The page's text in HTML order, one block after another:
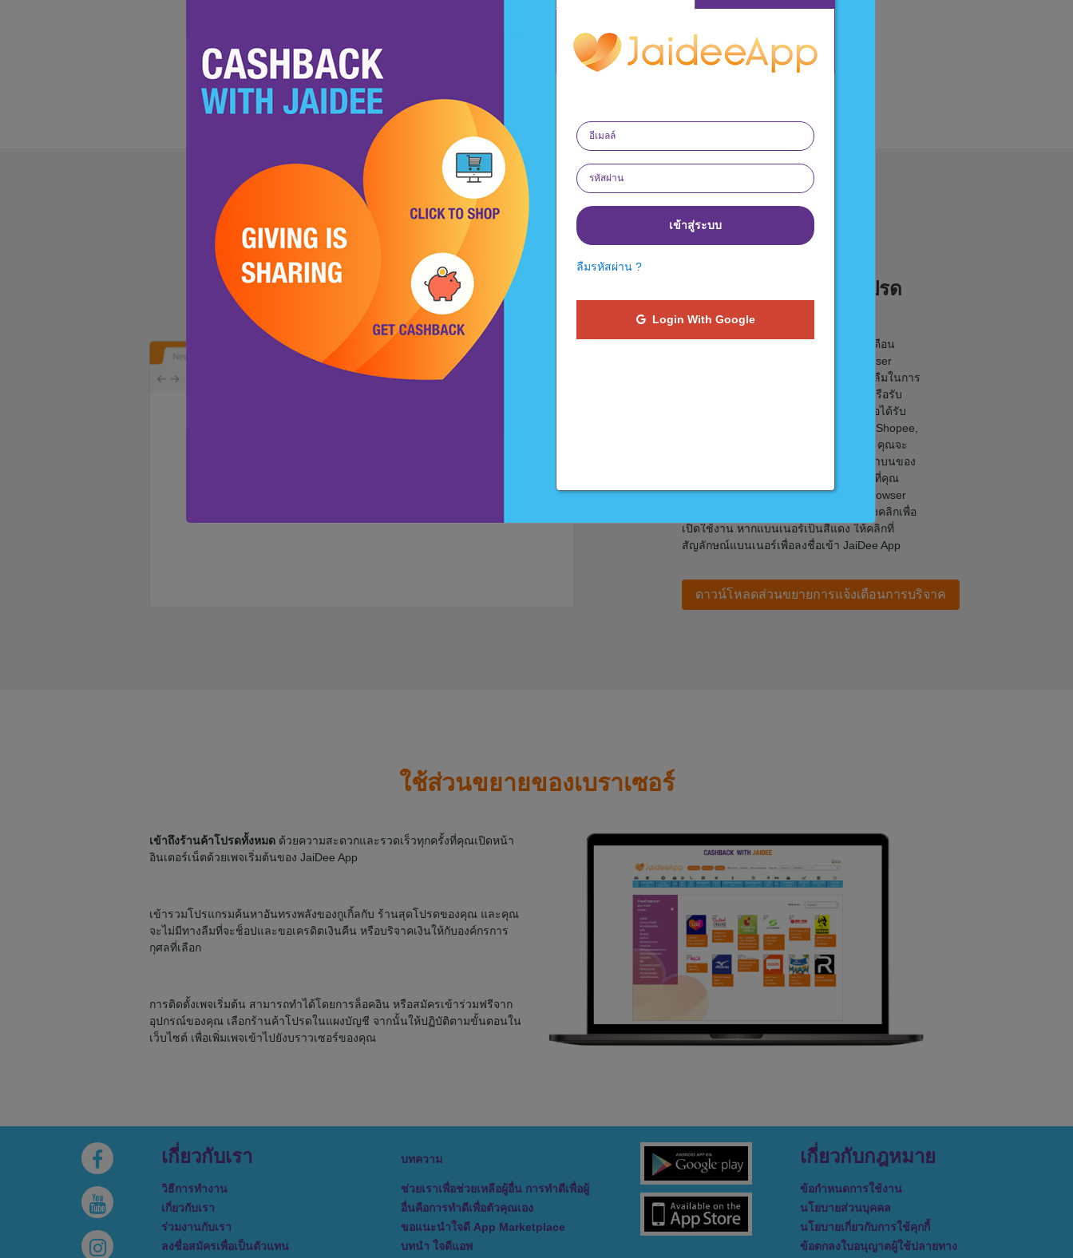
บริจาคนั้นได้รับการลงทะเบียนแล้ว
ใช้ส่วนขยายของเบราเซอร์
ด้วยการเข้าถึงร้านค้าโปรด
เพียงคลิกเดียวเป็นตัวทำงาน และเครื่องเตือน
ระหว่างที่คุณท่องไปในอินเตอร์เน็ต browser
extension ของเราจะช่วยให้คุณไม่มีทางลืมในการ
ระดมเงินทุนฟรี สำหรับองค์กรการกุศล หรือรับ
เครดิตเงินคืนเข้าบัญชีคุณได้อีกต่อไป เมื่อได้รับ
การติดตั้งแล้ว ร้านบางแห่งเช่นLazada, Shopee,
Zalora, Central,และ WeLoveShopping คุณจะ
ต้องคลิกที่ไอคอน JaiDee App ตรงมุมขวาบนของ
บราวเซอร์ จากนั้นจึงค้นหาและคลิกร้านที่คุณ
ต้องการซื้อ ร้านส่วนใหญ่จะแสดงบาร์ browser
extension ด้านบนของหน้าจอ ซึ่งคุณต้องคลิกเพื่อ
เปิดใช้งาน หากแบนเนอร์เป็นสีแดง ให้คลิกที่
สัญลักษณ์แบนเนอร์เพื่อลงชื่อเข้า JaiDee App
ดาวน์โหลดส่วนขยายการแจ้งเตือนการบริจาค
ใช้ส่วนขยายของเบราเซอร์
เข้าถึงร้านค้าโปรดทั้งหมด ด้วยความสะดวกและรวดเร็วทุกครั้งที่คุณเปิดหน้า
อินเตอร์เน็ตด้วยเพจเริ่มต้นของ JaiDee App
เข้ารวมโปรแกรมค้นหาอันทรงพลังของกูเกิ้ลกับ ร้านสุดโปรดของคุณ และคุณ
จะไม่มีทางลืมที่จะช็อปและขอเครดิตเงินคืน หรือบริจาคเงินให้กับองค์กรการ
กุศลที่เลือก
การติดตั้งเพจเริ่มต้น สามารถทำได้โดยการล็อคอิน หรือสมัครเข้าร่วมฟรีจาก
อุปกรณ์ของคุณ เลือกร้านค้าโปรดในแผงบัญชี จากนั้นให้ปฏิบัติตามขั้นตอนใน
เว็บไซต์ เพื่อเพิ่มเพจเข้าไปยังบราวเซอร์ของคุณ
เกี่ยวกับเรา
วิธีการทำงาน
เกี่ยวกับเรา
ร่วมงานกับเรา
ลงชื่อสมัครเพื่อเป็นตัวแทน
บทความ
ช่วยเราเพื่อช่วยเหลือผู้อื่น การทำดีเพื่อผู้
อื่นคือการทำดีเพื่อตัวคุณเอง
ขอแนะนำใจดี App Marketplace
บทนำ ใจดีแอพ
เกี่ยวกับกฎหมาย
ข้อกำหนดการใช้งาน
นโยบายส่วนบุคคล
นโยบายเกี่ยวกับการใช้คุกกี้
ข้อตกลงใบอนุญาตผู้ใช้ปลายทาง
เข้าสู่ระบบ
ลืมรหัสผ่าน ?
Login With Google